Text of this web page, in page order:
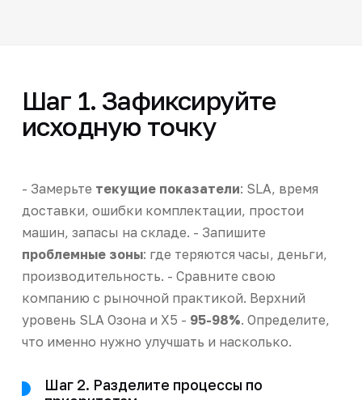
Шаг 1. Зафиксируйте
исходную точку
- Замерьте текущие показатели: SLA, время
доставки, ошибки комплектации, простои
машин, запасы на складе. - Запишите
проблемные зоны: где теряются часы, деньги,
производительность. - Сравните свою
компанию с рыночной практикой. Верхний
уровень SLA Озона и X5 - 95-98%. Определите,
что именно нужно улучшать и насколько.
Шаг 2. Разделите процессы по